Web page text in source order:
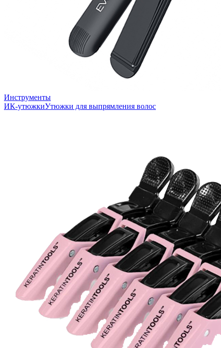
Инструменты
ИК-утюжкиУтюжки для выпрямления волос